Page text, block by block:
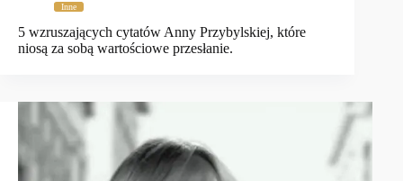
Inne
5 wzruszających cytatów Anny Przybylskiej, które
niosą za sobą wartościowe przesłanie.